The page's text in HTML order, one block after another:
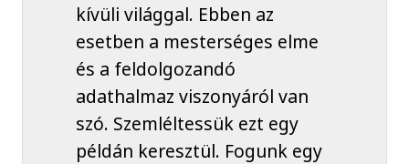
kívüli világgal. Ebben az
esetben a mesterséges elme
és a feldolgozandó
adathalmaz viszonyáról van
szó. Szemléltessük ezt egy
példán keresztül. Fogunk egy